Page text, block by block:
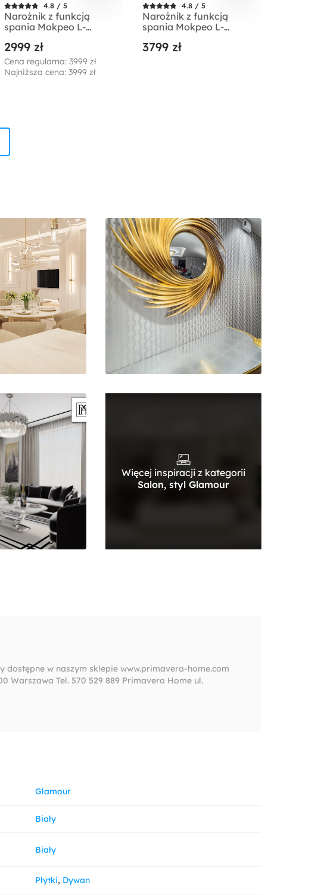
4.8 / 5
Narożnik z funkcją
spania Mokpeo L-
pojemnikami na
czarnych nóżkach
beżowy sztruks
prawostronny
2999 zł
Cena regularna: 3999 zł
Najniższa cena: 3999 zł
4.8 / 5
Narożnik z funkcją
spania Mokpeo L-
pojemnikami na
3799 zł
Więcej inspiracji z kategorii
Salon, styl Glamour
dostępne w naszym sklepie www.primavera-home.com
Warszawa Tel. 570 529 889 Primavera Home ul.
Glamour
Biały
Biały
Płytki Dywan